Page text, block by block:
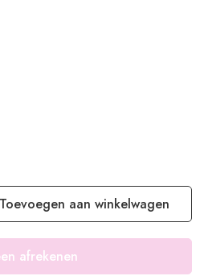
Toevoegen aan winkelwagen
afrekenen